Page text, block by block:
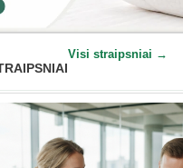
Visi straipsniai →